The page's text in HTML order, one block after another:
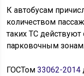
К автобусам
количеством
таких ТС
парковочным зонам.
ГОСТом33062-2014